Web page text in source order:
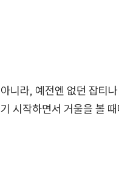
니라, 예전엔 없던 잡티
시작하면서 거울을 볼